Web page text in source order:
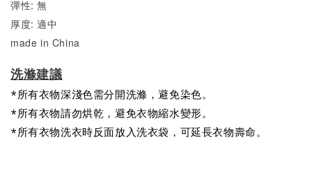
彈性: 無
厚度: 適中
made in China
洗滌建議
*所有衣物深淺色需分開洗滌，避免染色。
*所有衣物請勿烘乾，避免衣物縮水變形。
*所有衣物洗衣時反面放入洗衣袋，可延長衣物壽命。